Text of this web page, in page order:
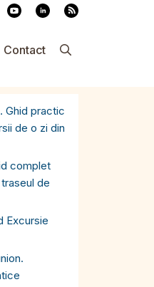
Contact
Ghid practic
de o zi din
complet
de
Excursie